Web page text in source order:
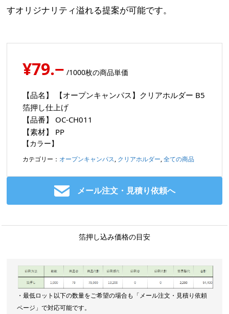
すオリジナリティ溢れる提案が可能です。
¥79.− /1000枚の商品単価
【品名】
【オープンキャンパス】クリアホルダー B5
箔押し仕上げ
【品番】
OC-CH011
【素材】
PP
【カラー】
カテゴリー： オープンキャンパス, クリアホルダー,全ての商品
メール注文・見積り依頼へ
箔押し込み価格の目安
・最低ロット以下の数量をご希望の場合も「メール注文・見積り依頼
ページ」で対応可能です。